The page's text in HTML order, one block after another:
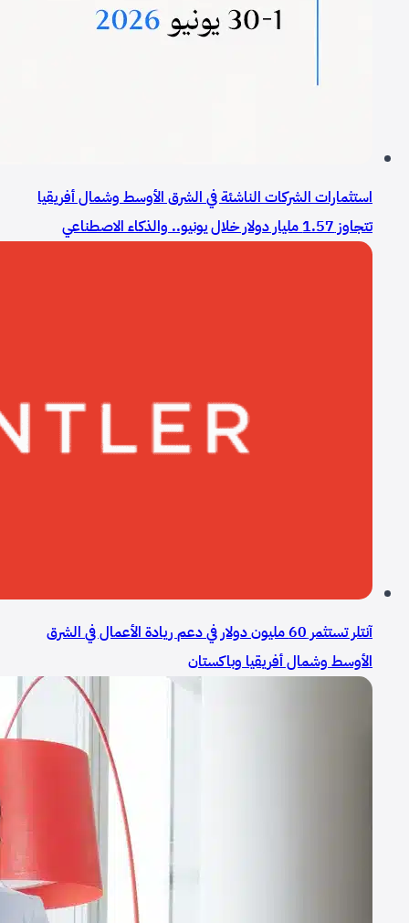
استثمارات الشركات الناشئة في الشرق الأوسط وشمال أفريقيا
تتجاوز 1.57 مليار دولار خلال يونيو.. والذكاء الاصطناعي
يقود المشهد
آنتلر تستثمر 60 مليون دولار في دعم ريادة الأعمال في الشرق
الأوسط وشمال أفريقيا وباكستان